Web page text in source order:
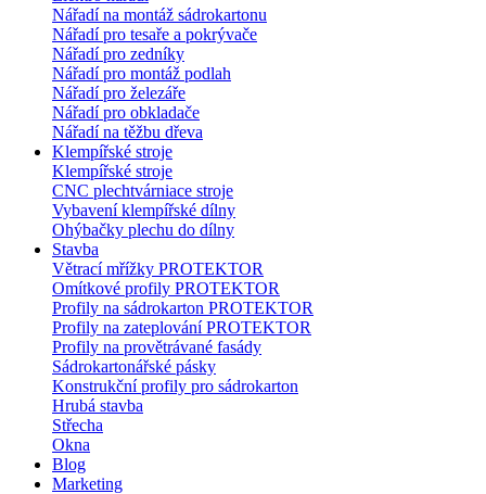
Nářadí na montáž sádrokartonu
Nářadí pro tesaře a pokrývače
Nářadí pro zedníky
Nářadí pro montáž podlah
Nářadí pro železáře
Nářadí pro obkladače
Nářadí na těžbu dřeva
Klempířské stroje
Klempířské stroje
CNC plechtvárniace stroje
Vybavení klempířské dílny
Ohýbačky plechu do dílny
Stavba
Větrací mřížky PROTEKTOR
Omítkové profily PROTEKTOR
Profily na sádrokarton PROTEKTOR
Profily na zateplování PROTEKTOR
Profily na provětrávané fasády
Sádrokartonářské pásky
Konstrukční profily pro sádrokarton
Hrubá stavba
Střecha
Okna
Blog
Marketing